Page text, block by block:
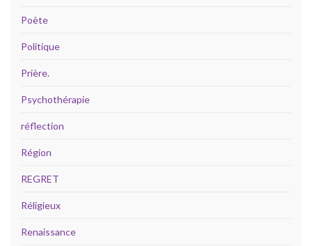
Poète
Politique
Prière.
Psychothérapie
réflection
Région
REGRET
Réligieux
Renaissance